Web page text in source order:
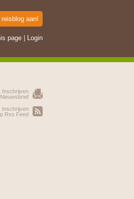
aan!
page Login
Inschrijven
Inschrijven
Rss Feed